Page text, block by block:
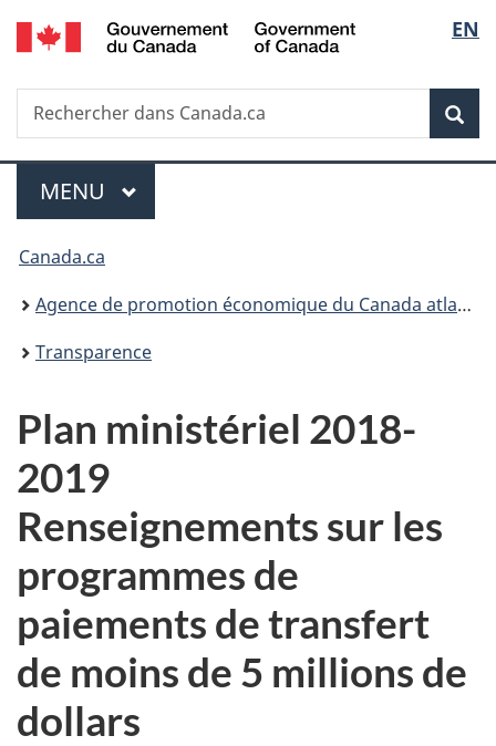
Passer
au
principal
Passer
à
Au
du
Passer
à
version
simplifiée
de
la
EN
Recherche
Rechercher
dans
Menu
MENU PRINCIPAL
Vous
êtes
ici :
Canada.ca
Agence de promotion économique du Canada atlantique
Transparence
Plan ministériel 2018-
2019
Renseignements sur les
programmes de
paiements de transfert
de moins de 5 millions de
dollars